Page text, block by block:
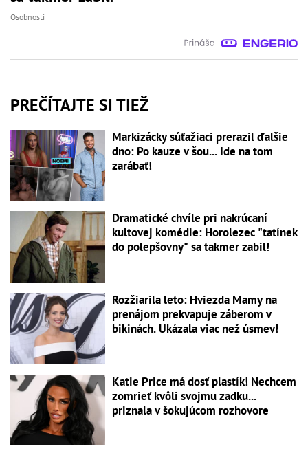
Osobnosti
PREČÍTAJTE SI TIEŽ
Markizácky súťažiaci prerazil ďalšie
dno: Po kauze v šou... Ide na tom
zarábať!
Dramatické chvíle pri nakrúcaní
kultovej komédie: Horolezec "tatínek
do polepšovny" sa takmer zabil!
Rozžiarila leto: Hviezda Mamy na
prenájom prekvapuje záberom v
bikinách. Ukázala viac než úsmev!
Katie Price má dosť plastík! Nechcem
zomrieť kvôli svojmu zadku...
priznala v šokujúcom rozhovore